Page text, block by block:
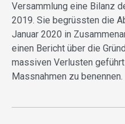
Versammlung eine Bilanz
2019. Sie begrüssten die
Januar 2020 in
einen Bericht über die
massiven Verlusten
Massnahmen zu benennen.